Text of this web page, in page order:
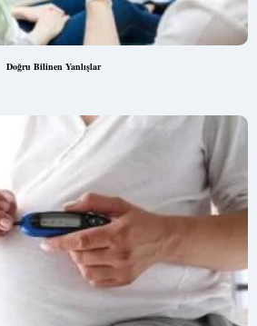
Doğru Bilinen Yanlışlar